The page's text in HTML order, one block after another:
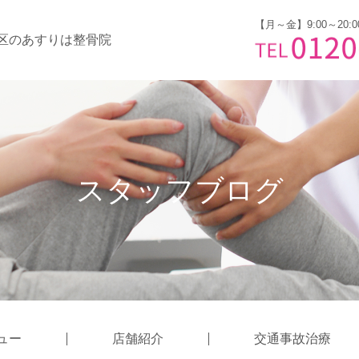
のあすりは整骨院
【月～金】9:00～
スタッフブログ
ー 店舗紹介 交通事故治療